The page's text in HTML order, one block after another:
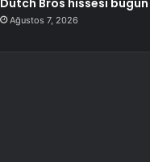
Dutch Bros hissesi
Ağustos 7, 2026